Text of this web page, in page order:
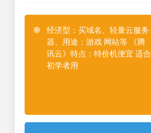
🌐
经济型：买域名、轻量云服务
器、用途：游戏 网站等 《腾
讯云》特点：特价机便宜 适合
初学者用